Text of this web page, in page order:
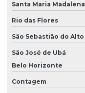
Santa Maria Madalena
Rio das Flores
São Sebastião do Alto
São José de Ubá
Belo Horizonte
Contagem